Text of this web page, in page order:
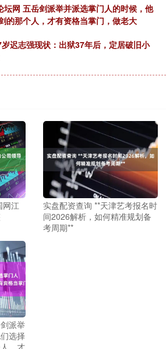
坛网 五岳剑派举并派选掌门人的时候，他
的那个人，才有资格当掌门，做老大
迟志强现状：出狱37年后，定居破旧小
网江
实盘配资查询 **天津艺考报名时
间2026解析，如何精准规划备
考周期**
派举
选择
，才